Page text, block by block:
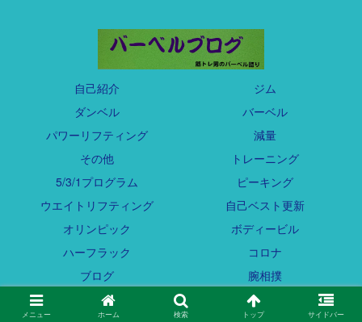
自己紹介
ジム
ダンベル
バーベル
パワーリフティング
減量
その他
トレーニング
5/3/1プログラム
ピーキング
ウエイトリフティング
自己ベスト更新
オリンピック
ボディービル
ハーフラック
コロナ
ブログ
腕相撲
© 2021 バーベルブログ.
メニュー ホーム 検索 トップ サイドバー